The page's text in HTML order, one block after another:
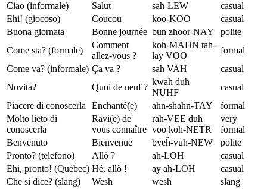
Ciao (informale)
Salut sah-LEW
casual
Ehi! (giocoso)
Coucou koo-KOO
casual
Buona giornata
Bonne journée bun zhoor-NAY
polite
Come sta? (formale)
Comment
allez-vous ?
koh-MAHN tah-
lay VOO
formal
Come va? (informale) Ça va ? sah VAH
casual
Novita?
Quoi de neuf ?
kwah duh
NUHF
casual
Piacere di conoscerla
Enchanté(e) ahn-shahn-TAY
formal
Molto lieto di
conoscerla
Ravi(e) de
vous connaître
rah-VEE duh
voo koh-NETR
very
formal
Benvenuto
Bienvenue byeh̃-vuh-NEW
polite
Pronto? (telefono)
Allô ? ah-LOH
casual
Ehi, pronto! (Québec) Hé, allô ! ay ah-LOH
casual
Che si dice? (slang)
Wesh wesh
slang